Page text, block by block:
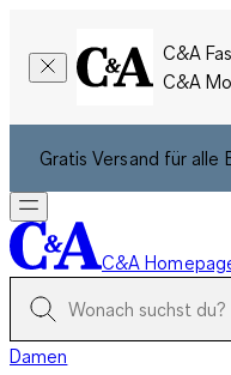
C&A
C&A
Gratis Versand für alle
C&A
Damen